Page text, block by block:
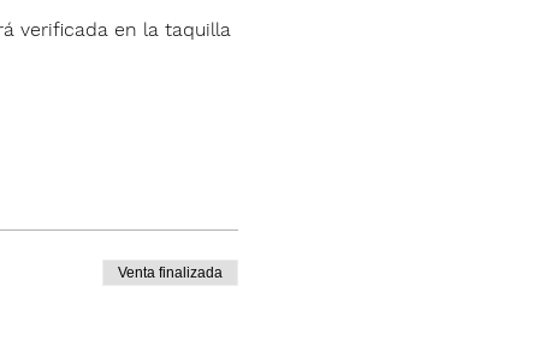
verificada en la taquilla
Venta finalizada